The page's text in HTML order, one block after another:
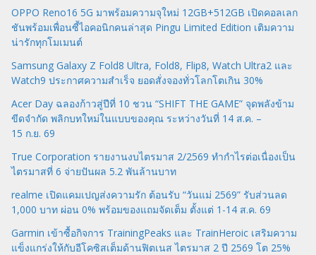
OPPO Reno16 5G มาพร้อมความจุใหม่ 12GB+512GB เปิดคอลเลก
ชันพร้อมเพื่อนซี้ไอคอนิกคนล่าสุด Pingu Limited Edition เติมความ
น่ารักทุกโมเมนต์
Samsung Galaxy Z Fold8 Ultra, Fold8, Flip8, Watch Ultra2 และ
Watch9 ประกาศความสำเร็จ ยอดสั่งจองทั่วโลกโตเกิน 30%
Acer Day ฉลองก้าวสู่ปีที่ 10 ชวน “SHIFT THE GAME” จุดพลังข้าม
ขีดจำกัด พลิกบทใหม่ในแบบของคุณ ระหว่างวันที่ 14 ส.ค. –
15 ก.ย. 69
True Corporation รายงานงบไตรมาส 2/2569 ทำกำไรต่อเนื่องเป็น
ไตรมาสที่ 6 จ่ายปันผล 5.2 พันล้านบาท
realme เปิดแคมเปญส่งความรัก ต้อนรับ “วันแม่ 2569” รับส่วนลด
1,000 บาท ผ่อน 0% พร้อมของแถมจัดเต็ม ตั้งแต่ 1-14 ส.ค. 69
Garmin เข้าซื้อกิจการ TrainingPeaks และ TrainHeroic เสริมความ
แข็งแกร่งให้กับอีโคซิสเต็มด้านฟิตเนส ไตรมาส 2 ปี 2569 โต 25%